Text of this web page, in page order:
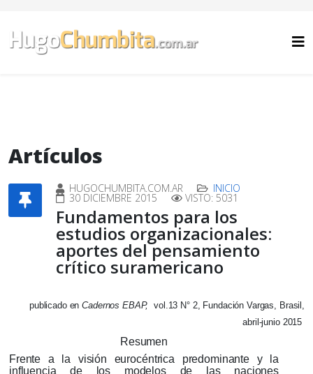
Artículos
HUGOCHUMBITA.COM.AR INICIO
30 DICIEMBRE 2015 VISTO: 5031
Fundamentos para los
estudios organizacionales:
aportes del pensamiento
crítico suramericano
publicado enCadernos EBAP, vol.13 N° 2, Fundación Vargas, Brasil,
abril-junio 2015
Resumen
Frente a la visión eurocéntrica predominante y la
influencia de los modelos de las naciones